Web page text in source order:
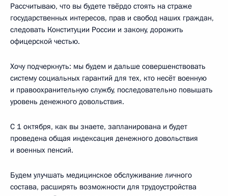
Рассчитываю, что вы будете твёрдо стоять на страже
государственных интересов, прав и свобод наших граждан,
следовать Конституции России и закону, дорожить
офицерской честью.
Хочу подчеркнуть: мы будем и дальше совершенствовать
систему социальных гарантий для тех, кто несёт военную
и правоохранительную службу, последовательно повышать
уровень денежного довольствия.
С 1 октября, как вы знаете, запланирована и будет
проведена общая индексация денежного довольствия
и военных пенсий.
Будем улучшать медицинское обслуживание личного
состава, расширять возможности для трудоустройства